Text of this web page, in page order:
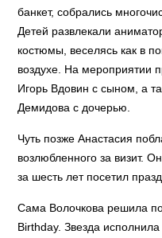
банкет, собрались
Детей развлекали
костюмы, веселясь как в
воздухе. На мероприятии
Игорь Вдовин с сыном, а
Демидова с дочерью.
Чуть позже Анастасия
возлюбленного за визит.
за шесть лет посетил
Сама Волочкова решила
Birthday. Звезда